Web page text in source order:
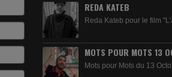
REDA KATEB
Reda Kateb pour le film
MOTS POUR MOTS 13
Mots pour Mots du 13